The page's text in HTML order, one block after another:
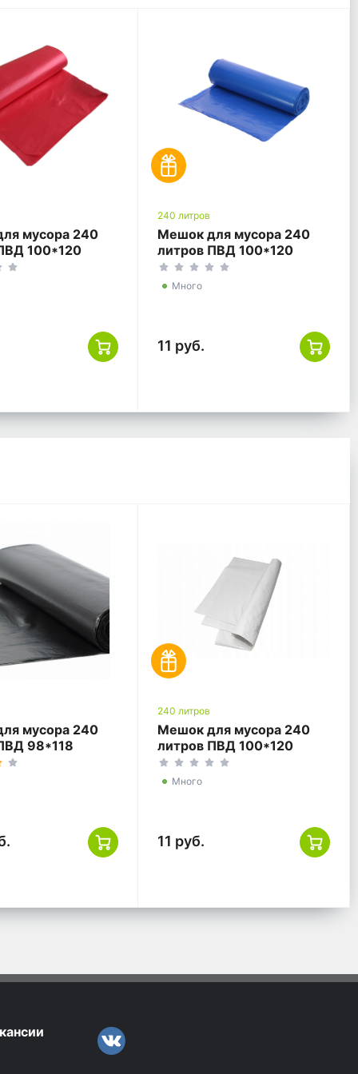
мусора 240
100*120
240 литров
Мешок для мусора 240
литров ПВД 100*120
синий ГОСТ
Много
11 руб.
мусора 240
98*118
240 литров
Мешок для мусора 240
литров ПВД 100*120
белый ГОСТ
Много
11 руб.